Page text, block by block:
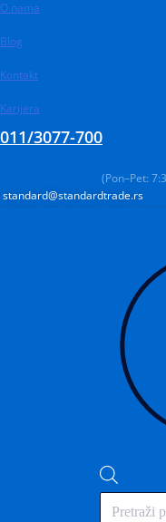
Pređi
na
O nama
Blog
Kontakt
Karijera
011/3077-700
(Pon–Pet:
standard@standardtrade.rs
Products